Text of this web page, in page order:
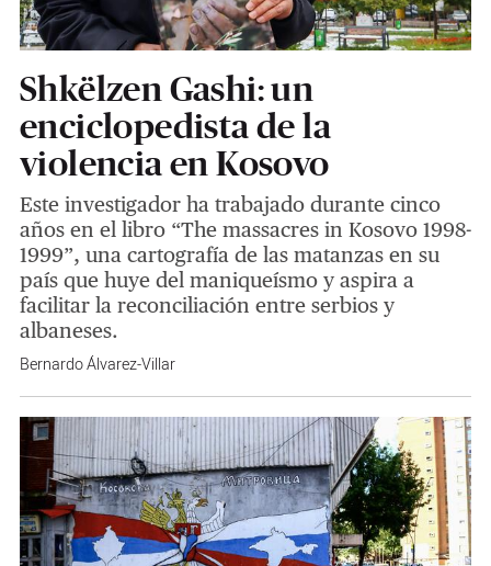
Shkëlzen Gashi: un
enciclopedista de la
violencia en Kosovo
Este investigador ha trabajado durante cinco
años en el libro “The massacres in Kosovo 1998-
1999”, una cartografía de las matanzas en su
país que huye del maniqueísmo y aspira a
facilitar la reconciliación entre serbios y
albaneses.
Bernardo Álvarez-Villar